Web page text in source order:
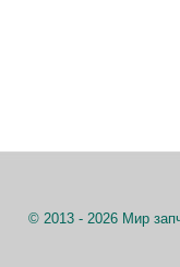
© 2013 - 2026 Мир